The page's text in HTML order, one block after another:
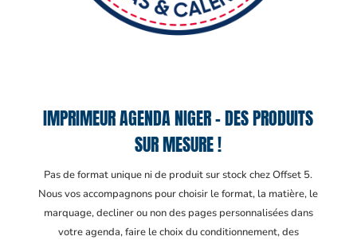
IMPRIMEUR AGENDA NIGER – DES PRODUITS
SUR MESURE !
Pas de format unique ni de produit sur stock chez Offset 5.
Nous vos accompagnons pour choisir le format, la matière, le
marquage, decliner ou non des pages personnalisées dans
votre agenda, faire le choix du conditionnement, des